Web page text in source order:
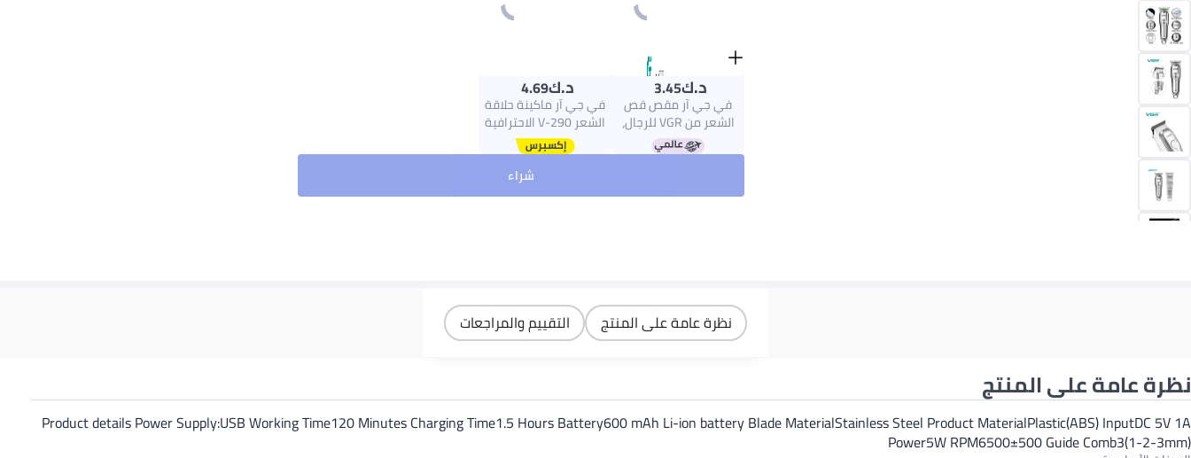
د.ك‏3.45
في جي آر مقص قص
الشعر من VGR للرجال،
تريمر T-Blade، متخصص
في الشحذ اللاسلكي
للحلاقين، شفرة بصلصال
د.ك‏4.69
في جي آر ماكينة حلاقة
الشعر V-290 الاحترافية
مع شاشة ال اي دي
ذهبي/فضي
شراء
نظرة عامة على المنتج التقييم والمراجعات
نظرة عامة على المنتج
Product details Power Supply:USB Working Time120 Minutes Charging Time1.5 Hours Battery600 mAh Li-ion battery Blade MaterialStainless Steel Product MaterialPlastic(ABS) InputDC 5V 1A
Power5W RPM6500±500 Guide Comb3(1-2-3mm)